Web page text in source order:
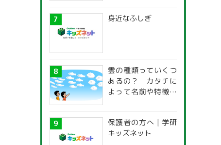
身近なふしぎ
雲の種類っていくつ
あるの？ カタチに
よって名前や特徴が
保護者の方へ | 学研
キッズネット